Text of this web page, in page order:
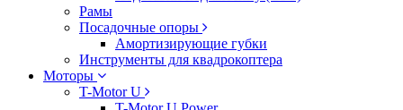
Рамы
Посадочные опоры
Амортизирующие губки
Инструменты для квадрокоптера
Моторы
T-Motor U